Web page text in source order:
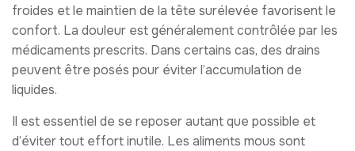
froides et le maintien de la tête surélevée favorisent le
confort. La douleur est généralement contrôlée par les
médicaments prescrits. Dans certains cas, des drains
peuvent être posés pour éviter l’accumulation de
liquides.
Il est essentiel de se reposer autant que possible et
d’éviter tout effort inutile. Les aliments mous sont